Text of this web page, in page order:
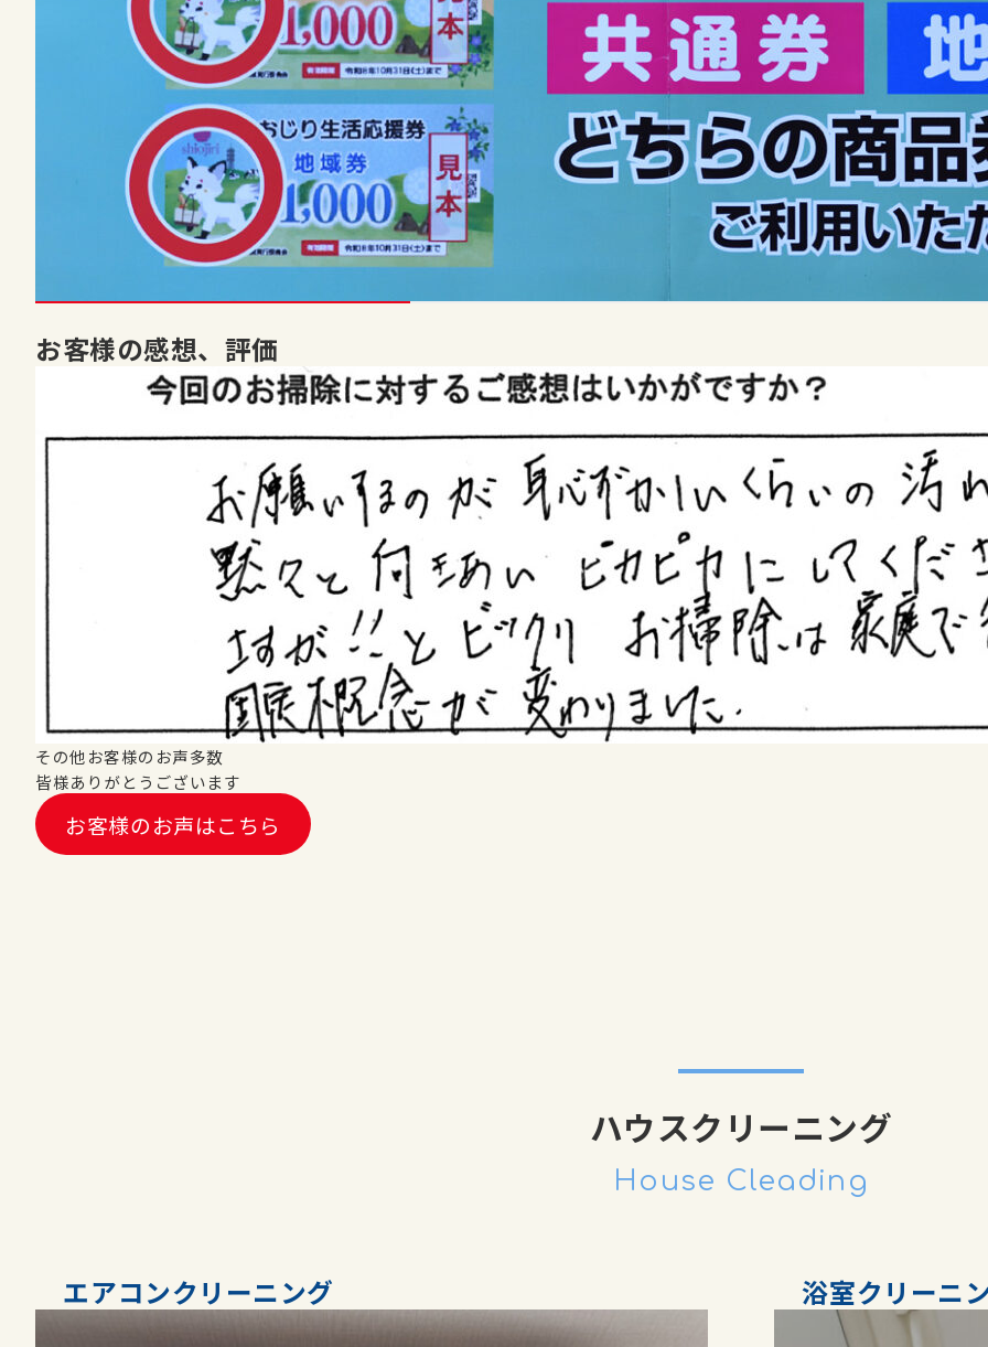
お客様の感想、評価
その他お客様のお声多数
皆様ありがとうございます
お客様のお声はこちら
ハウスクリーニング
House Cleading
エアコンクリーニング 浴室クリーニ